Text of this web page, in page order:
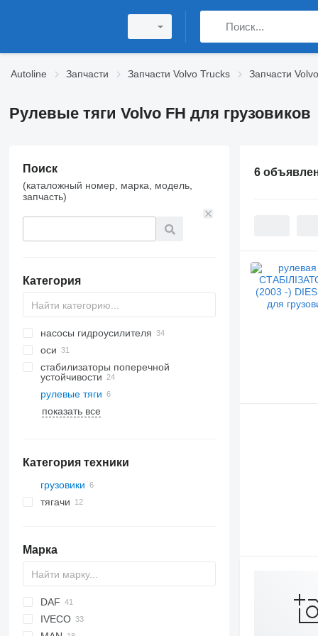
Autoline Запчасти Запчасти Volvo Trucks Запчасти
Рулевые тяги Volvo FH для грузовиков
Поиск
(каталожный номер, марка, модель,
запчасть)
Категория
насосы гидроусилителя
оси
стабилизаторы поперечной
устойчивости
рулевые тяги
показать все
Категория техники
грузовики
тягачи
Марка
DAF
CF
F-MAX
IVECO
6